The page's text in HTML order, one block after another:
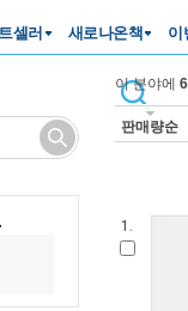
셀러 새로나온책 이
이 분야에 6
판매량순
1.